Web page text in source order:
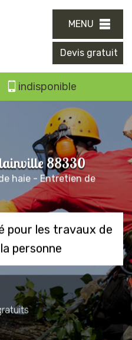
MENU
Devis gratuit
indisponible
88330
haie - Entretien de
pour les travaux de
personne